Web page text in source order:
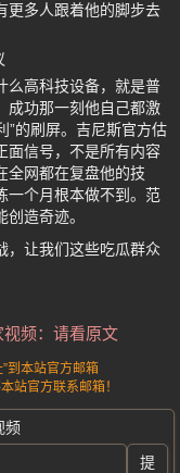
更多人跟着他的脚步去
么高科技设备，就是普
成功那一刻他自己都激
”的刷屏。吉尼斯官方估
面信号，不是所有内容
全网都在复盘他的技
一个月根本做不到。范
造奇迹。
，让我们这些吃瓜群众
频：请看原文
到本站官方邮箱
站官方联系邮箱！
频
提